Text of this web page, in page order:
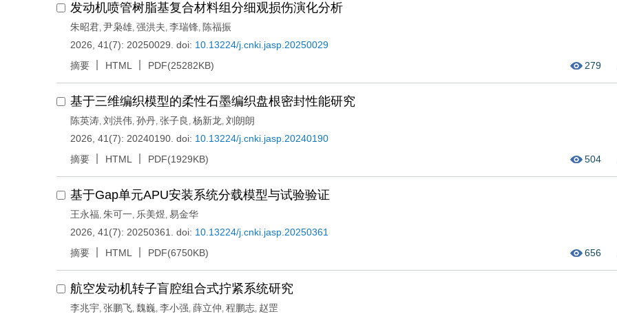
发动机喷管树脂基复合材料组分细观损伤演化分析
朱昭君, 尹枭雄, 强洪夫, 李瑞锋, 陈福振
2026, 41(7): 20250029. doi: 10.13224/j.cnki.jasp.20250029
摘要
HTML PDF(25282KB) 279
基于三维编织模型的柔性石墨编织盘根密封性能研究
陈英涛, 刘洪伟, 孙丹, 张子良 , 杨新龙, 刘朗朗
2026, 41(7): 20240190. doi: 10.13224/j.cnki.jasp.20240190
摘要
HTML PDF(1929KB) 504
基于Gap单元APU安装系统分载模型与试验验证
王永福, 朱可一, 乐美煜, 易金华
2026, 41(7): 20250361.
doi: 10.13224/j.cnki.jasp.20250361
摘要
HTML PDF(6750KB) 656
航空发动机转子盲腔组合式拧紧系统研究
李兆宇, 张鹏飞, 魏巍, 李小强, 薛立仲, 程鹏志, 赵罡